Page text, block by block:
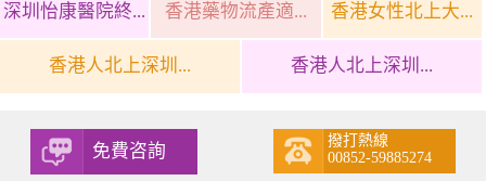
深圳怡康醫院終... 香港藥物流產適... 香港女性北上大...
香港人北上深圳... 香港人北上深圳...
免費咨詢
撥打熱線
00852-59885274